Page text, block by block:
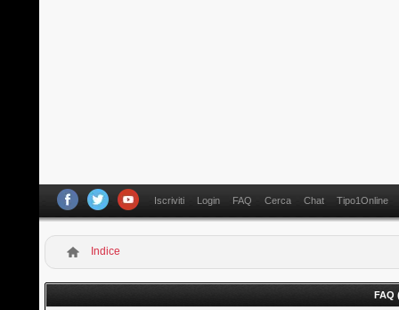
Iscriviti Login FAQ Cerca Chat Tipo1Online
Indice
FAQ